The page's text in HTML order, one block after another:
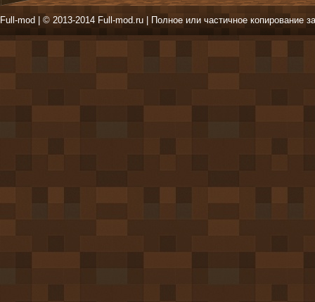
Full-mod | © 2013-2014 Full-mod.ru | Полное или частичное копирование